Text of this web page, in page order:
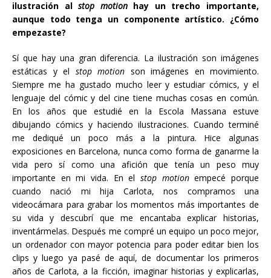
ilustración alstop motionhay un trecho importante,
aunque todo tenga un componente artístico. ¿Cómo
empezaste?
Sí que hay una gran diferencia. La ilustración son imágenes
estáticas y el stop motion son imágenes en movimiento.
Siempre me ha gustado mucho leer y estudiar cómics, y el
lenguaje del cómic y del cine tiene muchas cosas en común.
En los años que estudié en la Escola Massana estuve
dibujando cómics y haciendo ilustraciones. Cuando terminé
me dediqué un poco más a la pintura. Hice algunas
exposiciones en Barcelona, nunca como forma de ganarme la
vida pero sí como una afición que tenía un peso muy
importante en mi vida. En el stop motionempecé porque
cuando nació mi hija Carlota, nos compramos una
videocámara para grabar los momentos más importantes de
su vida y descubrí que me encantaba explicar historias,
inventármelas. Después me compré un equipo un poco mejor,
un ordenador con mayor potencia para poder editar bien los
clips y luego ya pasé de aquí, de documentar los primeros
años de Carlota, a la ficción, imaginar historias y explicarlas,